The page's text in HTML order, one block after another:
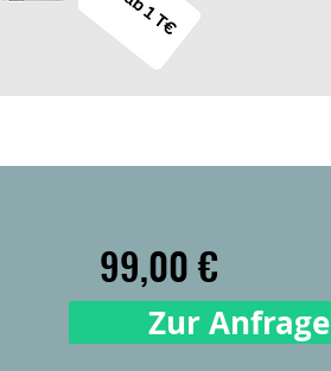
99,00 €Preis
Zur Anfrage